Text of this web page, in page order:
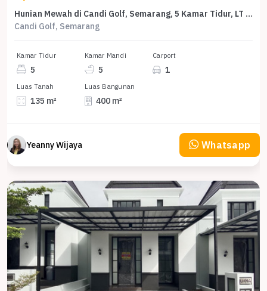
Hunian Mewah di Candi Golf, Semarang, 5 Kamar Tidur, LT 135m²
Candi Golf, Semarang
Kamar Tidur
5
Kamar Mandi
5
Carport
1
Luas Tanah
135 m²
Luas Bangunan
400 m²
Yeanny Wijaya Whatsapp